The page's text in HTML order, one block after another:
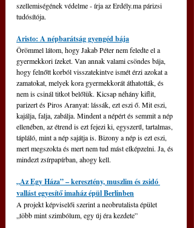
szellemiségének védelme - írja az Erdély.ma párizsi
tudósítója.
Aristo: A népbarátság gyengéd bája
Örömmel látom, hogy Jakab Péter nem feledte el a
gyermekkori ízeket. Van annak valami csöndes bája,
hogy felnőtt korból visszatekintve ismét érzi azokat a
zamatokat, melyek kora gyermekkorát áthatották, és
nem is csinál titkot belőlük. Kicsap néhány kiflit,
parizert és Piros Aranyat: lássák, ezt eszi ő. Mit eszi,
kajálja, falja, zabálja. Mindent a népért és semmit a nép
ellenében, az étrend is ezt fejezi ki, egyszerű, tartalmas,
tápláló, mint a nép sajátja is. Bizony a nép is ezt eszi,
mert megszokta és mert nem tud mást elképzelni. Ja, és
mindezt zsírpapírban, ahogy kell.
„Az Egy Háza” – keresztény, muszlim és zsidó
vallást egyesítő imaház épül Berlinben
A projekt képviselői szerint a neobrutalista épület
„több mint szimbólum, egy új éra kezdete”